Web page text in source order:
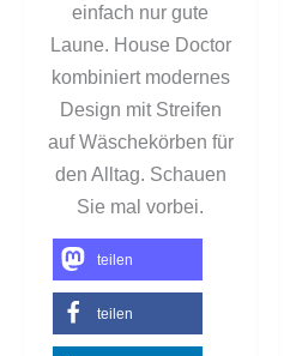
einfach nur gute
Laune. House Doctor
kombiniert modernes
Design mit Streifen
auf Wäschekörben für
den Alltag. Schauen
Sie mal vorbei.
teilen
teilen